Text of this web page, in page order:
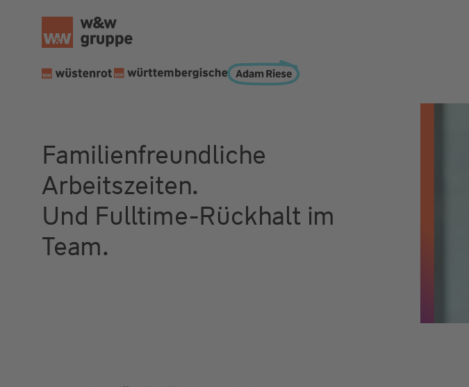
Familienfreundliche
Arbeitszeiten.
Und Fulltime-Rückhalt im
Team.